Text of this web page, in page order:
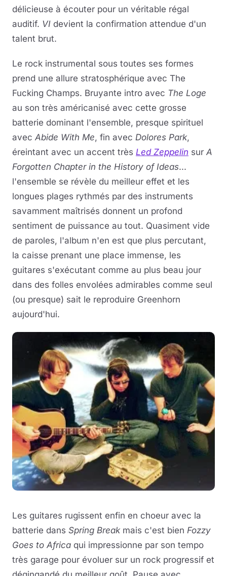
délicieuse à écouter pour un véritable régal
auditif. VI devient la confirmation attendue d'un
talent brut.
Le rock instrumental sous toutes ses formes
prend une allure stratosphérique avec The
Fucking Champs. Bruyante intro avec The Loge
au son très américanisé avec cette grosse
batterie dominant l'ensemble, presque spirituel
avec Abide With Me, fin avec Dolores Park,
éreintant avec un accent très Led Zeppelin sur A
Forgotten Chapter in the History of Ideas...
l'ensemble se révèle du meilleur effet et les
longues plages rythmés par des instruments
savamment maîtrisés donnent un profond
sentiment de puissance au tout. Quasiment vide
de paroles, l'album n'en est que plus percutant,
la caisse prenant une place immense, les
guitares s'exécutant comme au plus beau jour
dans des folles envolées admirables comme seul
(ou presque) sait le reproduire Greenhorn
aujourd'hui.
Les guitares rugissent enfin en choeur avec la
batterie dans Spring Break mais c'est bien Fozzy
Goes to Africa qui impressionne par son tempo
très garage pour évoluer sur un rock progressif et